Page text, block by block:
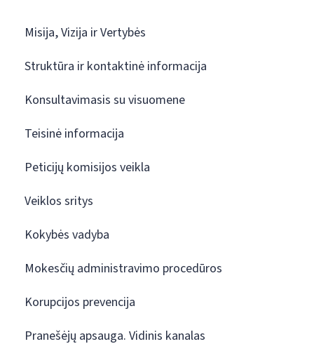
Misija, Vizija ir Vertybės
Struktūra ir kontaktinė informacija
Konsultavimasis su visuomene
Teisinė informacija
Peticijų komisijos veikla
Veiklos sritys
Kokybės vadyba
Mokesčių administravimo procedūros
Korupcijos prevencija
Pranešėjų apsauga. Vidinis kanalas